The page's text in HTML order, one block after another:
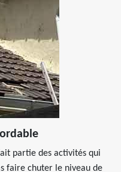
partie des activités qui
faire chuter le niveau de